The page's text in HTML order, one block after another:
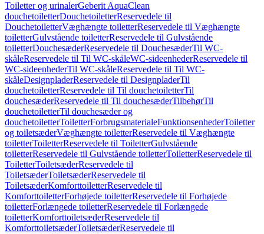
Toiletter og urinalerGeberit AquaClean
douchetoiletterDouchetoiletterReservedele til
DouchetoiletterVæghængte toiletterReservedele til Væghængte
toiletterGulvstående toiletterReservedele til Gulvstående
toiletterDouchesæderReservedele til DouchesæderTil WC-
skåleReservedele til Til WC-skåleWC-sideenhederReservedele til
WC-sideenhederTil WC-skåleReservedele til Til WC-
skåleDesignpladerReservedele til DesignpladerTil
douchetoiletterReservedele til Til douchetoiletterTil
douchesæderReservedele til Til douchesæderTilbehørTil
douchetoiletterTil douchesæder og
douchetoiletterToiletterForbrugsmaterialeFunktionsenhederToiletter
og toiletsæderVæghængte toiletterReservedele til Væghængte
toiletterToiletterReservedele til ToiletterGulvstående
toiletterReservedele til Gulvstående toiletterToiletterReservedele til
ToiletterToiletsæderReservedele til
ToiletsæderToiletsæderReservedele til
ToiletsæderKomforttoiletterReservedele til
KomforttoiletterForhøjede toiletterReservedele til Forhøjede
toiletterForlængede toiletterReservedele til Forlængede
toiletterKomforttoiletsæderReservedele til
KomforttoiletsæderToiletsæderReservedele til